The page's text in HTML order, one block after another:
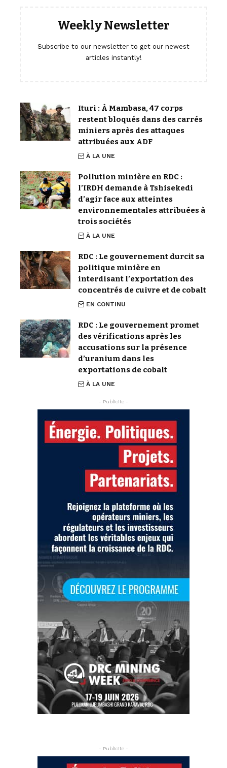
Weekly Newsletter
Subscribe to our newsletter to get our newest
articles instantly!
Ituri : À Mambasa, 47 corps
restent bloqués dans des carrés
miniers après des attaques
attribuées aux ADF
À LA UNE
Pollution minière en RDC :
l’IRDH demande à Tshisekedi
d’agir face aux atteintes
environnementales attribuées à
trois sociétés
À LA UNE
RDC : Le gouvernement durcit sa
politique minière en
interdisant l’exportation des
concentrés de cuivre et de cobalt
EN CONTINU
RDC : Le gouvernement promet
des vérifications après les
accusations sur la présence
d’uranium dans les
exportations de cobalt
À LA UNE
- Publicite -
- Publicite -